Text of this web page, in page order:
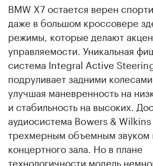
BMW X7 остается верен
даже в большом кроссовере
режимы, которые делают
управляемости. Уникальная
система Integral Active
подруливает задними
улучшая маневренность на
и стабильность на высоких.
аудиосистема Bowers &
трехмерным объемным звуком
концертного зала. Но в плане
технологичности модель